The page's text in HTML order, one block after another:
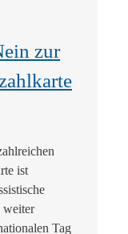
zur
ist
weiter
Tag